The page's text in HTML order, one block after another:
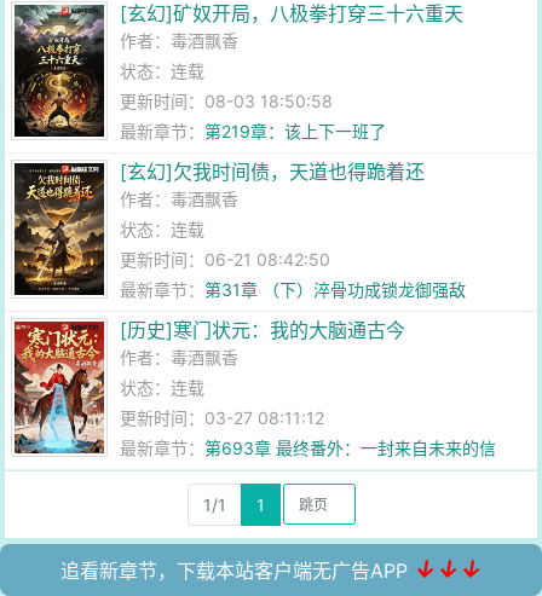
[玄幻]矿奴开局，八极拳打穿三十六重天
作者：毒酒飘香
状态：连载
更新时间：08-03 18:50:58
最新章节：第219章：该上下一班了
[玄幻]欠我时间债，天道也得跪着还
作者：毒酒飘香
状态：连载
更新时间：06-21 08:42:50
最新章节：第31章 （下）淬骨功成锁龙御强敌
[历史]寒门状元：我的大脑通古今
作者：毒酒飘香
状态：连载
更新时间：03-27 08:11:12
最新章节：第693章 最终番外：一封来自未来的信
1/1 1
追看新章节，下载本站客户端无广告APP ↓↓↓